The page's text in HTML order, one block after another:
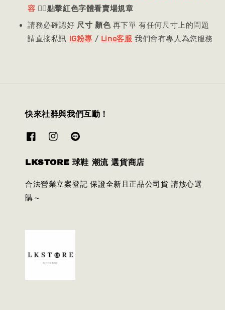
容 👈🏻點擊紅色字體看賣場規章
請務必確認好 尺寸 顏色再下單 有任何尺寸上的問題
請直接私訊 IG粉專 / Line客服 我們會有專人為您服務
快來社群與我們互動！
LKSTORE 球鞋 潮流 選貨商店
合法營業立案登記 保證全新且正品公司貨 請放心選
購～